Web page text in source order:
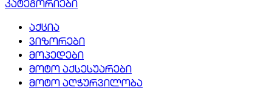
კატეგორიები
აქცია
ვიზორები
მოპედები
მოტო აქსესუარები
მოტო აღჭურვილობა